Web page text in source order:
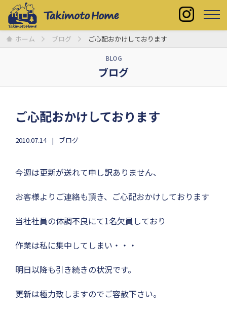
ホーム ブログ ご心配おかけしております
BLOG
ブログ
ご心配おかけしております
2010.07.14 ブログ
今週は更新が送れて申し訳ありません、
お客様よりご連絡も頂き、ご心配おかけしております
当社社員の体調不良にて1名欠員しており
作業は私に集中してしまい・・・
明日以降も引き続きの状況です。
更新は極力致しますのでご容赦下さい。